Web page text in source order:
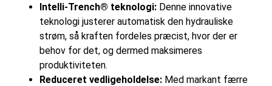
Intelli-Trench® teknologi: Denne innovative
teknologi justerer automatisk den hydrauliske
strøm, så kraften fordeles præcist, hvor der er
behov for det, og dermed maksimeres
produktiviteten.
Reduceret vedligeholdelse: Med markant færre